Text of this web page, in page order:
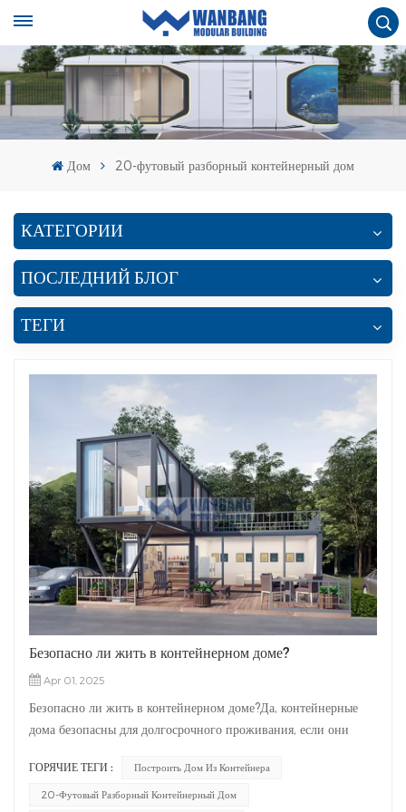
Дом 20-футовый разборный контейнерный дом
КАТЕГОРИИ
ПОСЛЕДНИЙ БЛОГ
ТЕГИ
Безопасно ли жить в контейнерном доме?
Apr 01, 2025
Безопасно ли жить в контейнерном доме?Да, контейнерные
дома безопасны для долгосрочного проживания, если они
производитель контейнерных домов, мы обеспечиваем
соблюдение международных стандартов безопасности. Вот
ГОРЯЧИЕ ТЕГИ : Построить Дом Из Контейнера
20-Футовый Разборный Контейнерный Дом